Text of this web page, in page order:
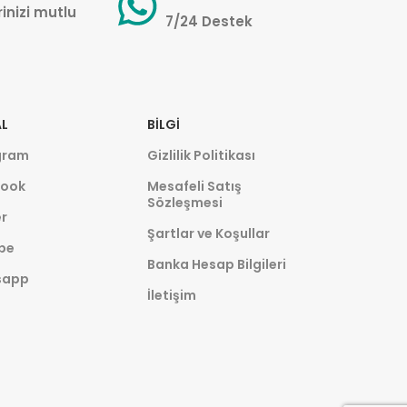
mutlu
7/24 Destek
BILGI
Gizlilik Politikası
Mesafeli Satış
Sözleşmesi
Şartlar ve Koşullar
Banka Hesap Bilgileri
İletişim